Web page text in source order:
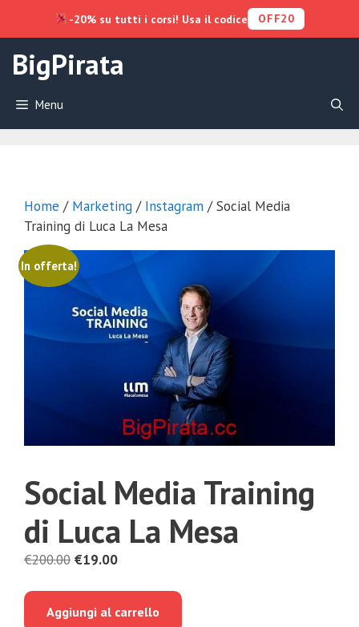
contenuto
BigPirata
Menu
Home / Marketing / Instagram / Social Media
Training di Luca La Mesa
In offerta!
Social Media Training
di Luca La Mesa
€200.00 Il
era:
€19.00Il
è:
Aggiungi al carrello
-20% su tutti i corsi! Usa il codice OFF20